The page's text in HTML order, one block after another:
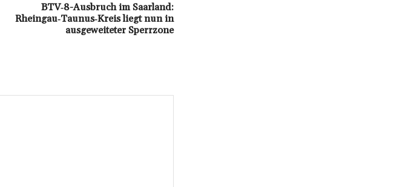
BTV‑8-Ausbruch im Saarland:
Rheingau‑Taunus‑Kreis liegt nun in
ausgeweiteter Sperrzone